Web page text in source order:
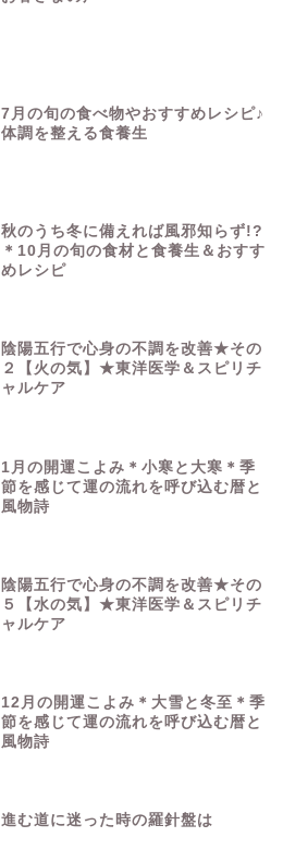
7月の旬の食べ物やおすすめレシピ♪
体調を整える食養生
秋のうち冬に備えれば風邪知らず!?
＊10月の旬の食材と食養生＆おすす
めレシピ
陰陽五行で心身の不調を改善★その
２【火の気】★東洋医学＆スピリチ
ャルケア
1月の開運こよみ＊小寒と大寒＊季
節を感じて運の流れを呼び込む暦と
風物詩
陰陽五行で心身の不調を改善★その
５【水の気】★東洋医学＆スピリチ
ャルケア
12月の開運こよみ＊大雪と冬至＊季
節を感じて運の流れを呼び込む暦と
風物詩
進む道に迷った時の羅針盤は